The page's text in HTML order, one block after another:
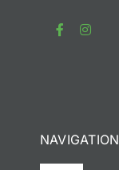
NAVIGATION